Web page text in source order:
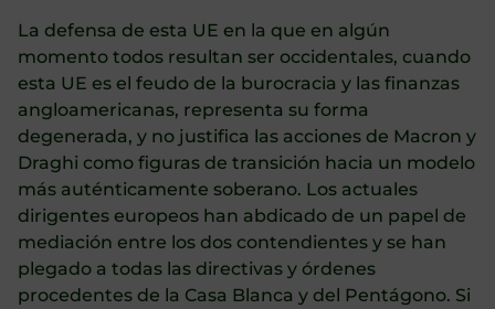
La defensa de esta UE en la que en algún
momento todos resultan ser occidentales, cuando
esta UE es el feudo de la burocracia y las finanzas
angloamericanas, representa su forma
degenerada, y no justifica las acciones de Macron y
Draghi como figuras de transición hacia un modelo
más auténticamente soberano. Los actuales
dirigentes europeos han abdicado de un papel de
mediación entre los dos contendientes y se han
plegado a todas las directivas y órdenes
procedentes de la Casa Blanca y del Pentágono. Si